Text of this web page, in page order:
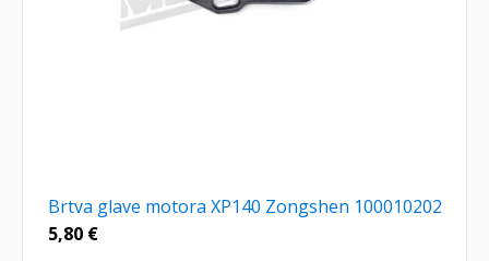
Brtva glave motora XP140 Zongshen 100010202
5,80 €